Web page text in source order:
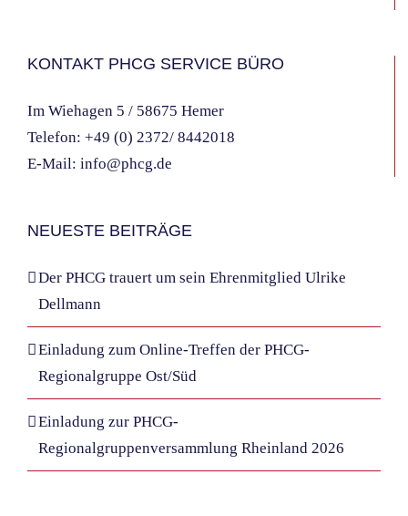
KONTAKT PHCG SERVICE BÜRO
Im Wiehagen 5 / 58675 Hemer
Telefon: +49 (0) 2372/ 8442018
E-Mail: info@phcg.de
NEUESTE BEITRÄGE
Der PHCG trauert um sein Ehrenmitglied Ulrike
Dellmann
Einladung zum Online-Treffen der PHCG-
Regionalgruppe Ost/Süd
Einladung zur PHCG-
Regionalgruppenversammlung Rheinland 2026